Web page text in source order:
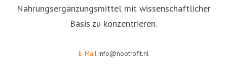
Nahrungsergänzungsmittel mit wissenschaftlicher
Basis zu konzentrieren.
E-Mail info@nootrofit.nl